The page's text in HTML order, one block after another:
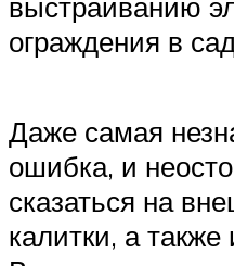
ограждения в
Даже самая
ошибка, и
сказаться на
калитки, а также